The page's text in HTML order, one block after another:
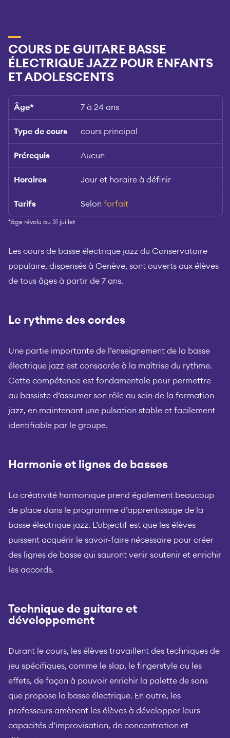
COURS DE GUITARE BASSE
ÉLECTRIQUE JAZZ POUR ENFANTS
ET ADOLESCENTS
Âge* 7 à 24 ans
Type de cours cours principal
Prérequis Aucun
Horaires Jour et horaire à définir
Tarifs Selon forfait
*âge révolu au 31 juillet
Les cours de basse électrique jazz du Conservatoire
populaire, dispensés à Genève, sont ouverts aux élèves
de tous âges à partir de 7 ans.
Le rythme des cordes
Une partie importante de l’enseignement de la basse
électrique jazz est consacrée à la maîtrise du rythme.
Cette compétence est fondamentale pour permettre
au bassiste d’assumer son rôle au sein de la formation
jazz, en maintenant une pulsation stable et facilement
identifiable par le groupe.
Harmonie et lignes de basses
La créativité harmonique prend également beaucoup
de place dans le programme d’apprentissage de la
basse électrique jazz. L’objectif est que les élèves
puissent acquérir le savoir-faire nécessaire pour créer
des lignes de basse qui sauront venir soutenir et enrichir
les accords.
Technique de guitare et
développement
Durant le cours, les élèves travaillent des techniques de
jeu spécifiques, comme le slap, le fingerstyle ou les
effets, de façon à pouvoir enrichir la palette de sons
que propose la basse électrique. En outre, les
professeurs amènent les élèves à développer leurs
capacités d’improvisation, de concentration et